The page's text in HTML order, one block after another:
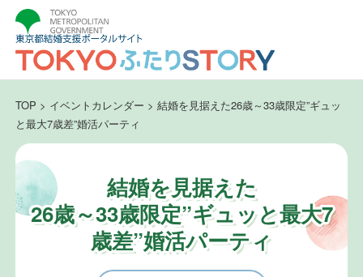
TOP > イベントカレンダー > 結婚を見据えた26歳～33歳限定”ギュッ
と最大7歳差”婚活パーティ
結婚を見据えた
26歳～33歳限定”ギュッと最大7
歳差”婚活パーティ